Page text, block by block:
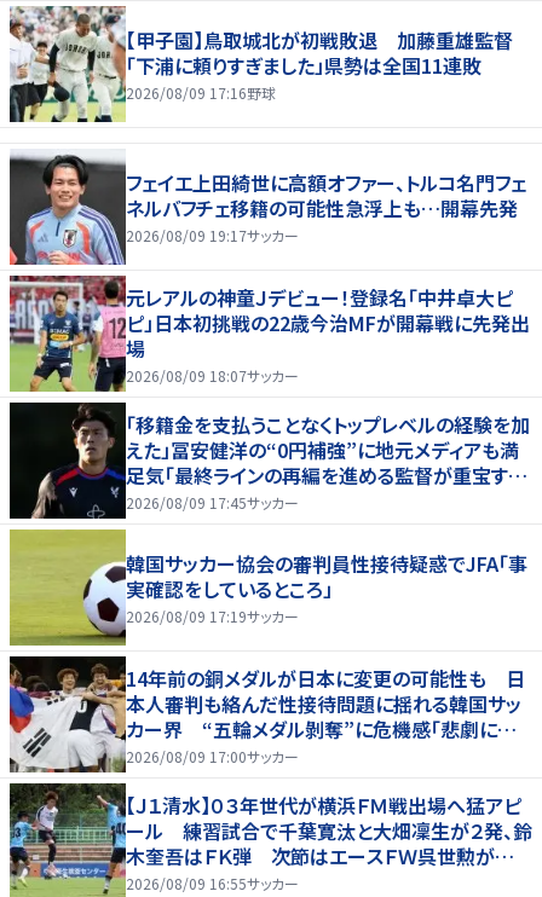
【甲子園】鳥取城北が初戦敗退 加藤重雄監督
「下浦に頼りすぎました」県勢は全国11連敗
2026/08/09 17:16野球
フェイエ上田綺世に高額オファー、トルコ名門フェ
ネルバフチェ移籍の可能性急浮上も…開幕先発
2026/08/09 19:17サッカー
元レアルの神童Ｊデビュー！登録名「中井卓大ピ
ピ」日本初挑戦の22歳今治MFが開幕戦に先発出
場
2026/08/09 18:07サッカー
「移籍金を支払うことなくトップレベルの経験を加
えた」冨安健洋の“0円補強”に地元メディアも満
足気「最終ラインの再編を進める監督が重宝する
柔軟性を備えている」
2026/08/09 17:45サッカー
韓国サッカー協会の審判員性接待疑惑でJFA「事
実確認をしているところ」
2026/08/09 17:19サッカー
14年前の銅メダルが日本に変更の可能性も 日
本人審判も絡んだ性接待問題に揺れる韓国サッ
カー界 “五輪メダル剝奪”に危機感「悲劇に見
舞われる」
2026/08/09 17:00サッカー
【Ｊ１清水】０３年世代が横浜ＦＭ戦出場へ猛アピ
ール 練習試合で千葉寛汰と大畑凜生が２発、鈴
木奎吾はＦＫ弾 次節はエースＦＷ呉世勲が出
場停止
2026/08/09 16:55サッカー